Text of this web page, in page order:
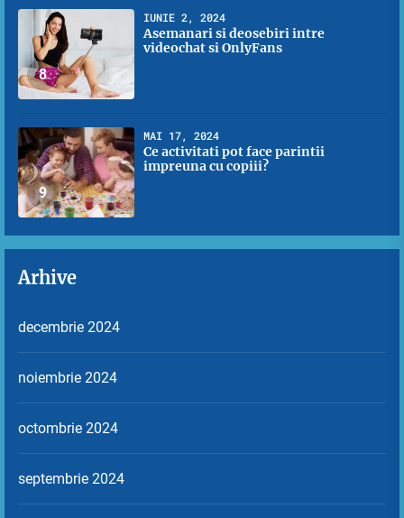
8
IUNIE 2, 2024
Asemanari si deosebiri intre
videochat si OnlyFans
9
MAI 17, 2024
Ce activitati pot face parintii
impreuna cu copiii?
Arhive
decembrie 2024
noiembrie 2024
octombrie 2024
septembrie 2024